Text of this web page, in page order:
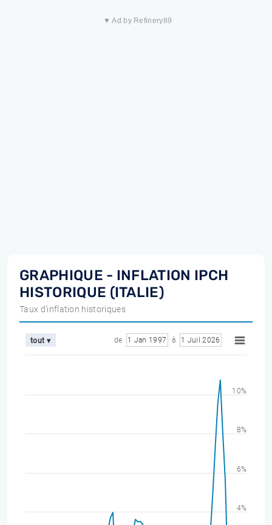
▼ Ad by Refinery89
GRAPHIQUE - INFLATION IPCH
HISTORIQUE (ITALIE)
Taux d'inflation historiques
tout ▾ de 1 Jan 1997 à 1 Juil 2026
4%
6%
8%
10%